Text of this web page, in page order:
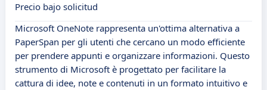
Precio bajo solicitud
Microsoft OneNote rappresenta un'ottima alternativa a
PaperSpan per gli utenti che cercano un modo efficiente
per prendere appunti e organizzare informazioni. Questo
strumento di Microsoft è progettato per facilitare la
cattura di idee, note e contenuti in un formato intuitivo e